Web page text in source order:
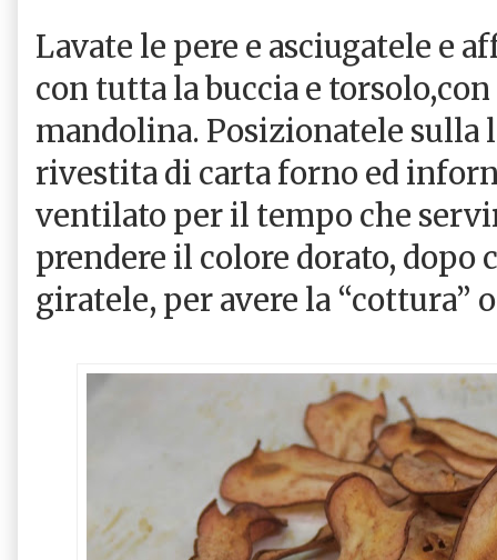
Lavate le pere e asciugatele e
con tutta la buccia e torsolo,con
mandolina. Posizionatele sulla
rivestita di carta forno ed
ventilato per il tempo che
prendere il colore dorato, dopo
giratele, per avere la “cottura”